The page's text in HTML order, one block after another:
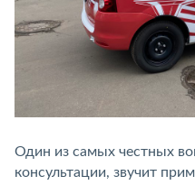
Один из самых честных
консультации, звучит